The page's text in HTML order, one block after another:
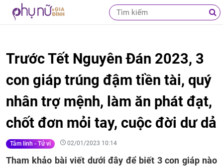
Trước Tết Nguyên Đán 2023, 3
con giáp trúng đậm tiền tài, quý
nhân trợ mệnh, làm ăn phát đạt,
chốt đơn mỏi tay, cuộc đời dư dả
Tâm linh - Tử vi 02/01/2023 10:14
Tham khảo bài viết dưới đây để biết 3 con giáp nào